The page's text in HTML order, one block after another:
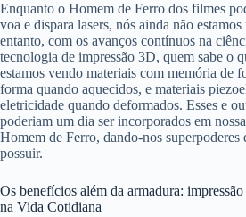
Enquanto o Homem de Ferro dos filmes
voa e dispara lasers, nós ainda não
entanto, com os avanços contínuos na
tecnologia de impressão 3D, quem sabe o
estamos vendo materiais com memória de
forma quando aquecidos, e materiais
eletricidade quando deformados. Esses e
poderiam um dia ser incorporados em
Homem de Ferro, dando-nos superpoderes
possuir.
Os benefícios além da armadura:
na Vida Cotidiana